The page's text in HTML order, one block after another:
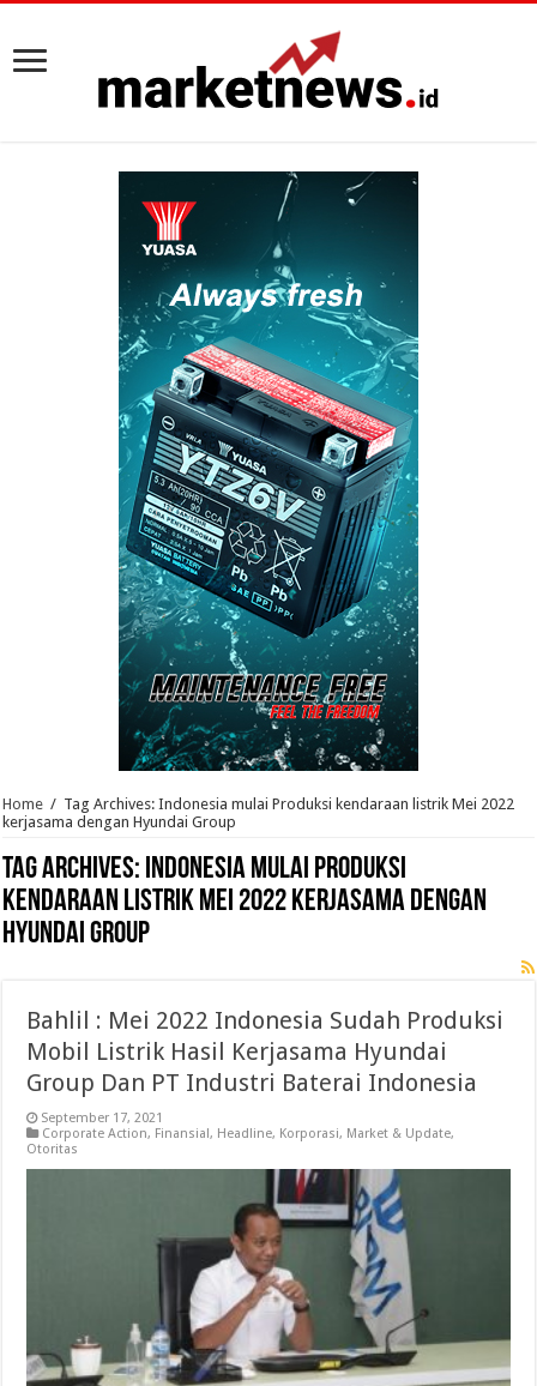
Home / Tag Archives: Indonesia mulai Produksi kendaraan listrik Mei 2022
kerjasama dengan Hyundai Group
Tag Archives: Indonesia mulai Produksi
kendaraan listrik Mei 2022 kerjasama dengan
Hyundai Group
Bahlil : Mei 2022 Indonesia Sudah Produksi
Mobil Listrik Hasil Kerjasama Hyundai
Group Dan PT Industri Baterai Indonesia
September 17, 2021
Corporate Action, Finansial, Headline, Korporasi, Market & Update,
Otoritas